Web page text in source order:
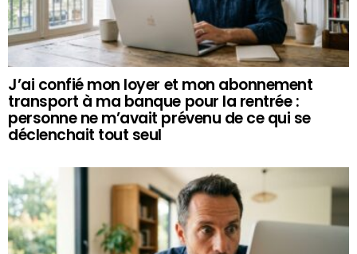
J’ai confié mon loyer et mon abonnement
transport à ma banque pour la rentrée :
personne ne m’avait prévenu de ce qui se
déclenchait tout seul